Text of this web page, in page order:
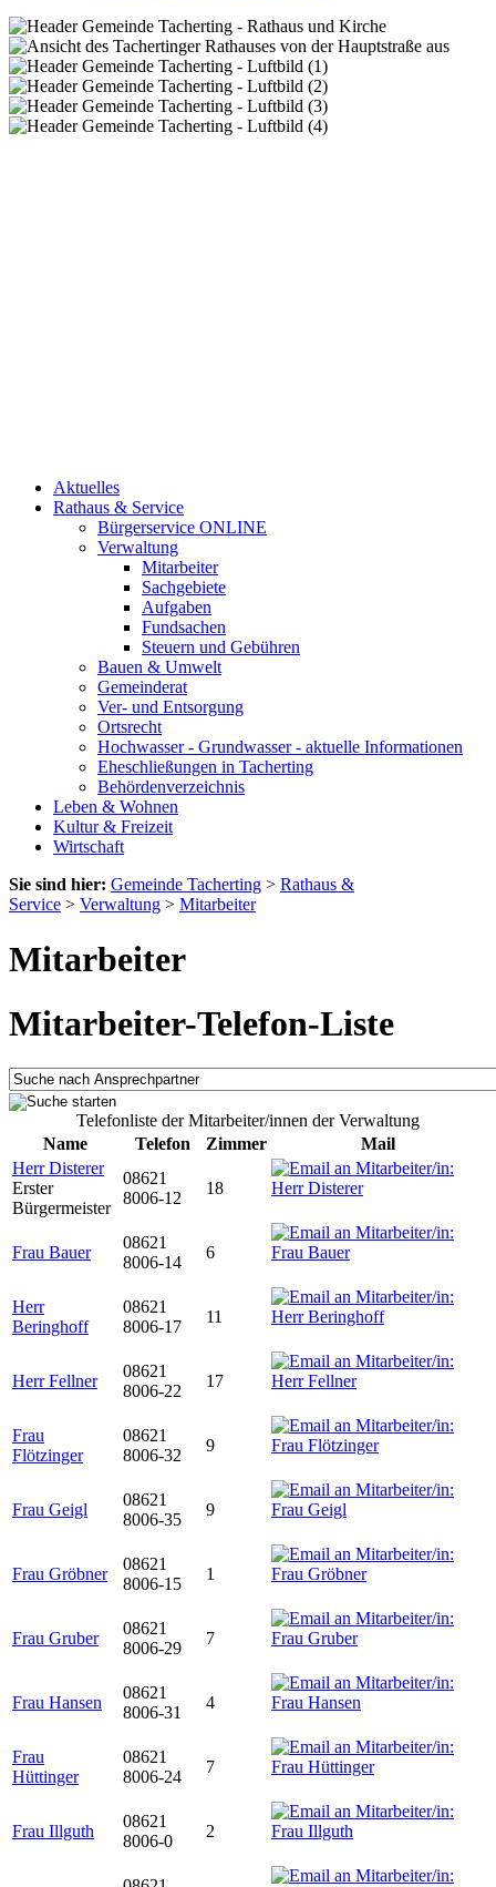
Aktuelles
Rathaus & Service
Bürgerservice ONLINE
Verwaltung
Mitarbeiter
Sachgebiete
Aufgaben
Fundsachen
Steuern und Gebühren
Bauen & Umwelt
Gemeinderat
Ver- und Entsorgung
Ortsrecht
Hochwasser - Grundwasser - aktuelle Informationen
Eheschließungen in Tacherting
Behördenverzeichnis
Leben & Wohnen
Kultur & Freizeit
Wirtschaft
Sie sind hier: Gemeinde Tacherting > Rathaus &
Service > Verwaltung > Mitarbeiter
Mitarbeiter
Mitarbeiter-Telefon-Liste
Telefonliste der Mitarbeiter/innen der Verwaltung
Name
Telefon Zimmer
Mail
Herr Disterer
Erster
Bürgermeister
08621
8006-12
18
Frau Bauer
08621
8006-14
6
Herr
Beringhoff
08621
8006-17
11
Herr Fellner
08621
8006-22
17
Frau
Flötzinger
08621
8006-32
9
Frau Geigl
08621
8006-35
9
Frau Gröbner
08621
8006-15
1
Frau Gruber
08621
8006-29
7
Frau Hansen
08621
8006-31
4
Frau
Hüttinger
08621
8006-24
7
Frau Illguth
08621
8006-0
2